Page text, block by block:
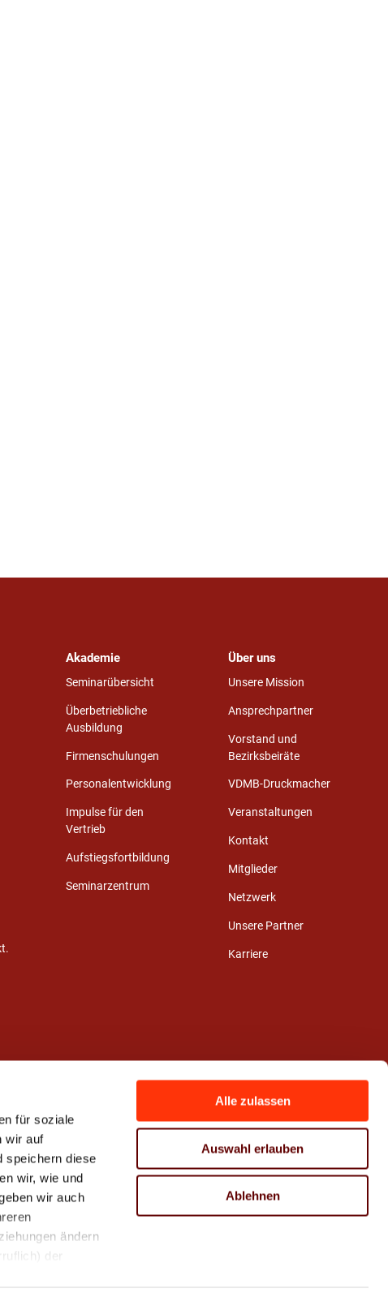
für soziale
wir auf
speichern diese
wir, wie und
wir auch
ändern
der
Alle zulassen
Auswahl erlauben
Ablehnen
Akademie
Seminarübersicht
Überbetriebliche
Ausbildung
Firmenschulungen
Personalentwicklung
Impulse für den
Vertrieb
Aufstiegsfortbildung
Seminarzentrum
Über uns
Unsere Mission
Ansprechpartner
Vorstand und
Bezirksbeiräte
VDMB-Druckmacher
Veranstaltungen
Kontakt
Mitglieder
Netzwerk
Unsere Partner
Karriere